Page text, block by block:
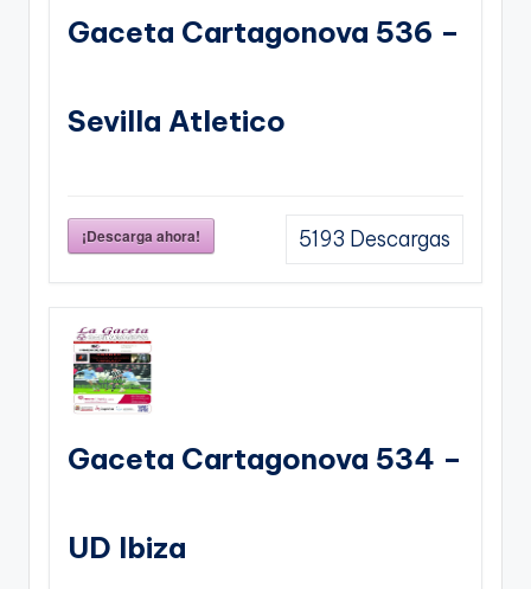
Gaceta Cartagonova 536 –
Sevilla Atletico
¡Descarga ahora! 5193 Descargas
Gaceta Cartagonova 534 –
UD Ibiza